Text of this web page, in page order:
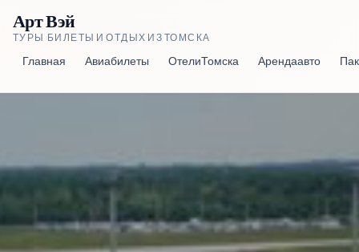
Арт Вэй
ТУРЫ, БИЛЕТЫ И ОТДЫХ ИЗ ТОМСКА
Главная Авиабилеты Отели Томска Аренда авто